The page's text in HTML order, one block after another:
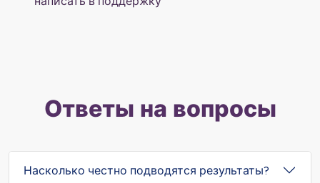
Ответы на вопросы
Насколько честно подводятся результаты?